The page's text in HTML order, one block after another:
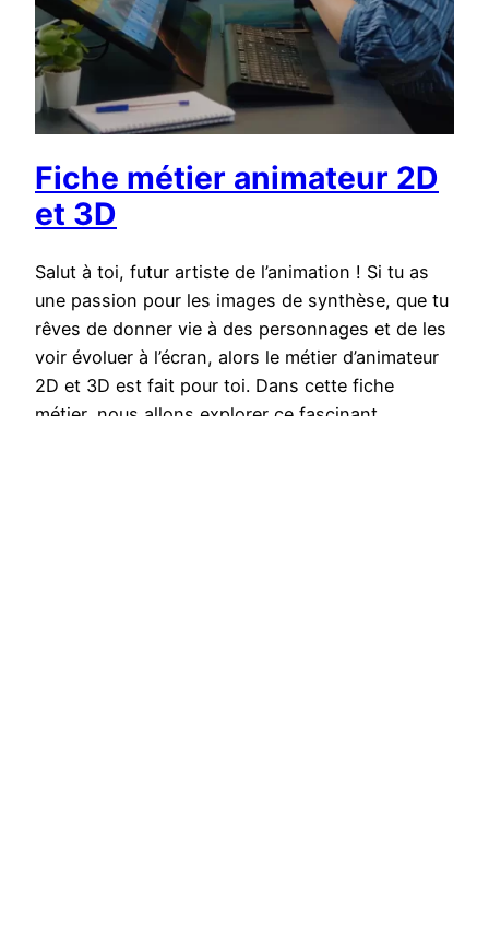
Fiche métier animateur 2D
et 3D
Salut à toi, futur artiste de l’animation ! Si tu as
une passion pour les images de synthèse, que tu
rêves de donner vie à des personnages et de les
voir évoluer à l’écran, alors le métier d’animateur
2D et 3D est fait pour toi. Dans cette fiche
métier, nous allons explorer ce fascinant